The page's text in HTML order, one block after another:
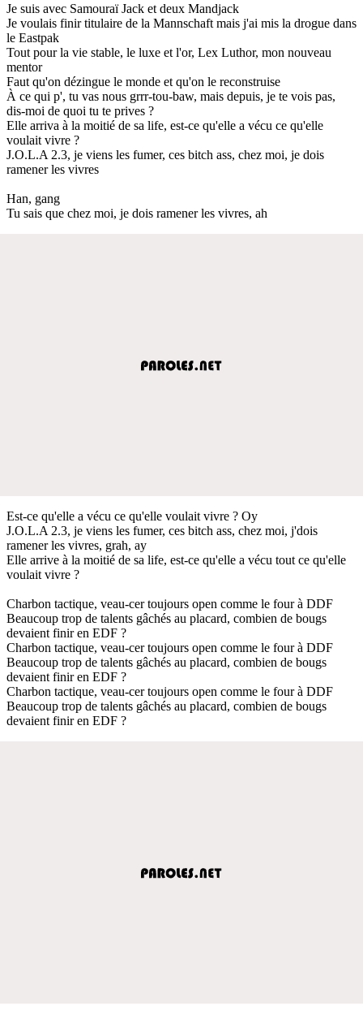
Je suis avec Samouraï Jack et deux Mandjack
Je voulais finir titulaire de la Mannschaft mais j'ai mis la drogue dans
le Eastpak
Tout pour la vie stable, le luxe et l'or, Lex Luthor, mon nouveau
mentor
Faut qu'on dézingue le monde et qu'on le reconstruise
À ce qui p', tu vas nous grrr-tou-baw, mais depuis, je te vois pas,
dis-moi de quoi tu te prives ?
Elle arriva à la moitié de sa life, est-ce qu'elle a vécu ce qu'elle
voulait vivre ?
J.O.L.A 2.3, je viens les fumer, ces bitch ass, chez moi, je dois
ramener les vivres
Han, gang
Tu sais que chez moi, je dois ramener les vivres, ah
Est-ce qu'elle a vécu ce qu'elle voulait vivre ? Oy
J.O.L.A 2.3, je viens les fumer, ces bitch ass, chez moi, j'dois
ramener les vivres, grah, ay
Elle arrive à la moitié de sa life, est-ce qu'elle a vécu tout ce qu'elle
voulait vivre ?
Charbon tactique, veau-cer toujours open comme le four à DDF
Beaucoup trop de talents gâchés au placard, combien de bougs
devaient finir en EDF ?
Charbon tactique, veau-cer toujours open comme le four à DDF
Beaucoup trop de talents gâchés au placard, combien de bougs
devaient finir en EDF ?
Charbon tactique, veau-cer toujours open comme le four à DDF
Beaucoup trop de talents gâchés au placard, combien de bougs
devaient finir en EDF ?